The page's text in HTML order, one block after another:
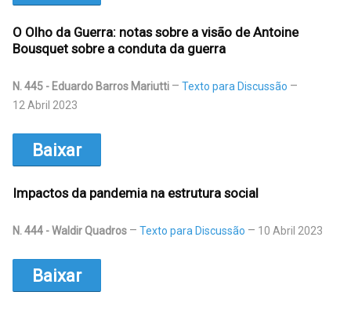
O Olho da Guerra: notas sobre a visão de Antoine
Bousquet sobre a conduta da guerra
N. 445 - Eduardo Barros Mariutti
Texto para Discussão
12 Abril 2023
Baixar
Impactos da pandemia na estrutura social
N. 444 - Waldir Quadros Texto para Discussão 10 Abril 2023
Baixar